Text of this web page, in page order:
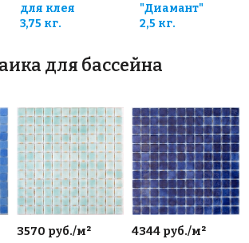
для клея
3,75 кг.
"Диамант"
2,5 кг.
для бассейна
3570 руб./м²
4344 руб./м²